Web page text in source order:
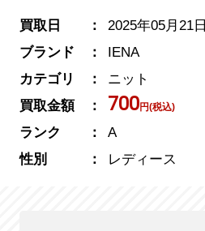
買取日
2025年05月21日
ブランド
IENA
カテゴリ
ニット
買取金額
700円(税込)
ランク
A
性別
レディース